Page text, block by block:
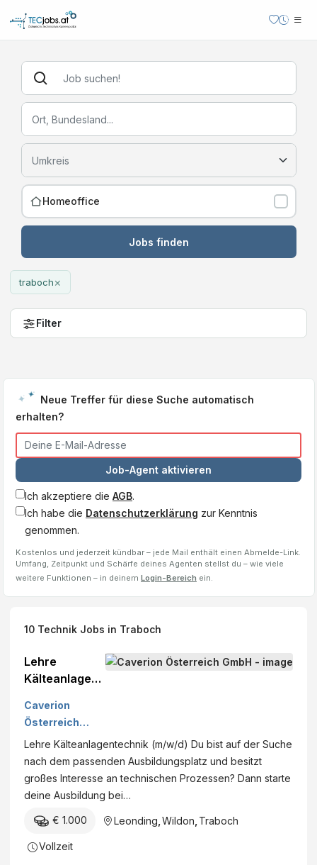
Homeoffice
Jobs finden
traboch×
Filter
Neue Treffer für diese Suche automatisch
erhalten?
Job-Agent aktivieren
Ich akzeptiere die AGB.
Ich habe die Datenschutzerklärung zur Kenntnis
genommen.
Kostenlos und jederzeit kündbar – jede Mail enthält einen Abmelde-Link.
Umfang, Zeitpunkt und Schärfe deines Agenten stellst du – wie viele
weitere Funktionen – in deinem Login-Bereich ein.
10 Technik Jobs in Traboch
Lehre
Kälteanlagent
(m/w/d)
Caverion
Österreich
GmbH
Lehre Kälteanlagentechnik (m/w/d) Du bist auf der Suche
nach dem passenden Ausbildungsplatz und besitzt
großes Interesse an technischen Prozessen? Dann starte
deine Ausbildung bei…
€ 1.000 Leonding Wildon Traboch
Vollzeit